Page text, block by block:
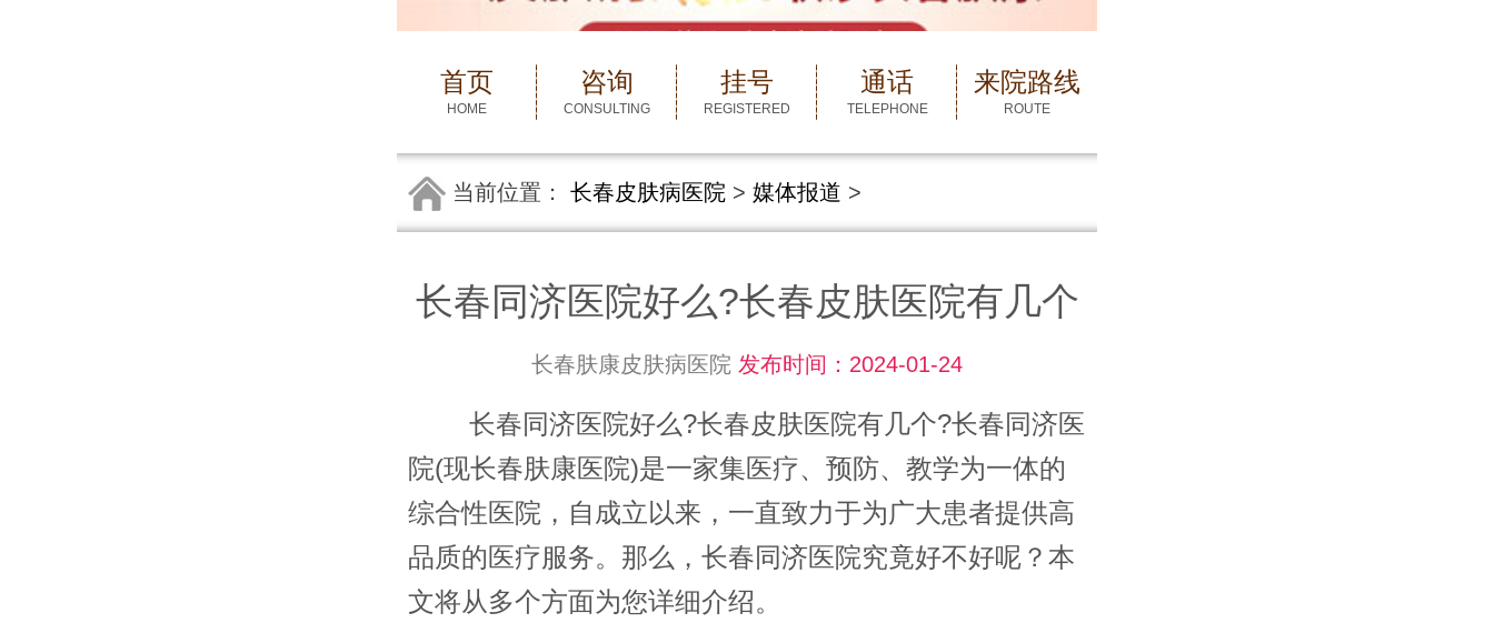
首页
HOME
咨询
CONSULTING
挂号
REGISTERED
通话
TELEPHONE
来院路线
ROUTE
当前位置： 长春皮肤病医院 > 媒体报道 >
长春同济医院好么?长春皮肤医院有几个
长春肤康皮肤病医院 发布时间：2024-01-24
长春同济医院好么?长春皮肤医院有几个?长春同济医
院(现长春肤康医院)是一家集医疗、预防、教学为一体的
综合性医院，自成立以来，一直致力于为广大患者提供高
品质的医疗服务。那么，长春同济医院究竟好不好呢？本
文将从多个方面为您详细介绍。